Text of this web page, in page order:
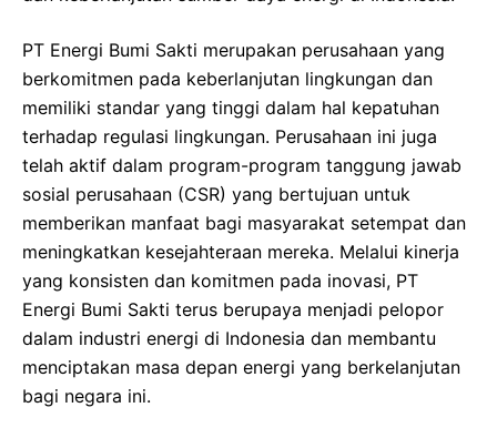
PT Energi Bumi Sakti merupakan perusahaan yang
berkomitmen pada keberlanjutan lingkungan dan
memiliki standar yang tinggi dalam hal kepatuhan
terhadap regulasi lingkungan. Perusahaan ini juga
telah aktif dalam program-program tanggung jawab
sosial perusahaan (CSR) yang bertujuan untuk
memberikan manfaat bagi masyarakat setempat dan
meningkatkan kesejahteraan mereka. Melalui kinerja
yang konsisten dan komitmen pada inovasi, PT
Energi Bumi Sakti terus berupaya menjadi pelopor
dalam industri energi di Indonesia dan membantu
menciptakan masa depan energi yang berkelanjutan
bagi negara ini.